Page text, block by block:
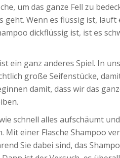
um das ganze Fell zu
geht. Wenn es flüssig ist,
dickflüssig ist, ist es
ein ganz anderes Spiel. In
große Seifenstücke,
damit, dass wir das
schnell alles aufschäumt
Mit einer Flasche Shampoo
Sie dabei sind, das